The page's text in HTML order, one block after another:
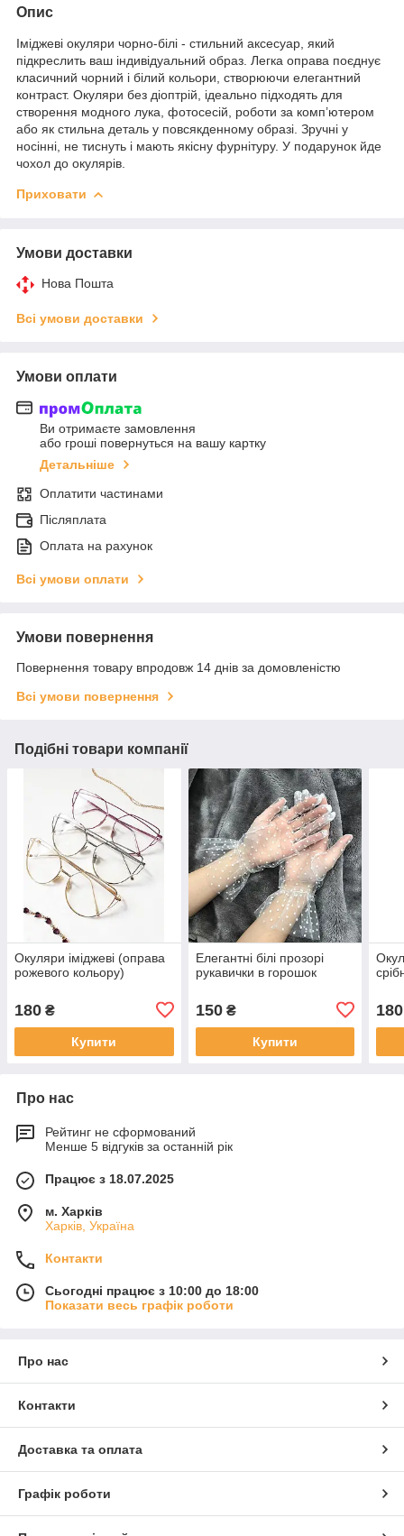
Опис
Іміджеві окуляри чорно-білі - стильний аксесуар, який
підкреслить ваш індивідуальний образ. Легка оправа поєднує
класичний чорний і білий кольори, створюючи елегантний
контраст. Окуляри без діоптрій, ідеально підходять для
створення модного лука, фотосесій, роботи за комп’ютером
або як стильна деталь у повсякденному образі. Зручні у
носінні, не тиснуть і мають якісну фурнітуру. У подарунок йде
чохол до окулярів.
Приховати
Умови доставки
Нова Пошта
Всі умови доставки
Умови оплати
Ви отримаєте замовлення
або гроші повернуться на вашу картку
Детальніше
Оплатити частинами
Післяплата
Оплата на рахунок
Всі умови оплати
Умови повернення
Повернення товару впродовж 14 днів за домовленістю
Всі умови повернення
Подібні товари компанії
Окуляри іміджеві (оправа
рожевого кольору)
180 ₴
Купити
Елегантні білі прозорі
рукавички в горошок
150₴
Купити
180
Про нас
Рейтинг не сформований
Менше 5 відгуків за останній рік
Працює з 18.07.2025
м. Харків
Харків, Україна
Контакти
Сьогодні працює з 10:00 до 18:00
Показати весь графік роботи
Про нас
Контакти
Доставка та оплата
Графік роботи